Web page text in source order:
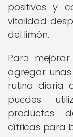
positivos y
vitalidad
del limón.
Para
agregar
rutina diaria
puedes
productos
cítricas para